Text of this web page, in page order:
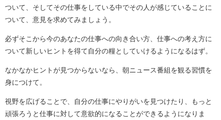
ついて、そしてその仕事をしている中でその人が感じていることに
ついて、意見を求めてみましょう。
必ずそこから今のあなたの仕事への向き合い方、仕事への考え方に
ついて新しいヒントを得て自分の糧としていけるようになるはず。
なかなかヒントが見つからないなら、朝ニュース番組を観る習慣を
身につけて。
視野を広げることで、自分の仕事にやりがいを見つけたり、もっと
頑張ろうと仕事に対して意欲的になることができるようになりま